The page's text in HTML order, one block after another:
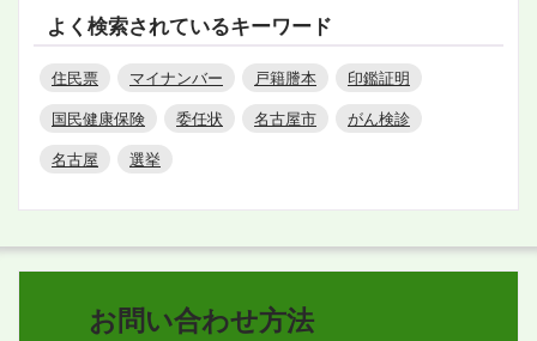
よく検索されているキーワード
住民票 マイナンバー 戸籍謄本
印鑑証明
国民健康保険
委任状 名古屋市
がん検診
名古屋
選挙
お問い合わせ方法